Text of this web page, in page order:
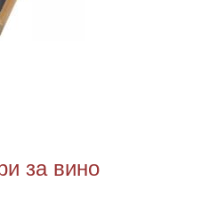
за вино